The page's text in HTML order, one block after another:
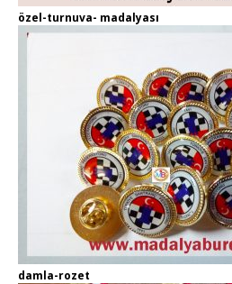
özel-turnuva- madalyası
damla-rozet